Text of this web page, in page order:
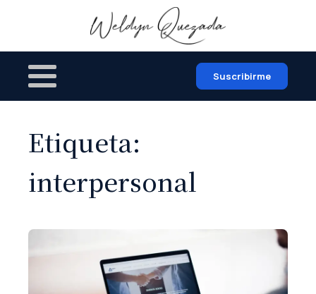
Suscribirme
Etiqueta:
interpersonal